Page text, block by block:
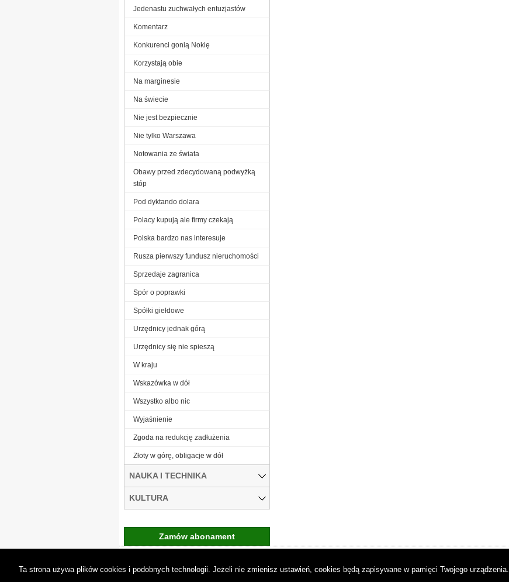
Jedenastu zuchwałych entuzjastów
Komentarz
Konkurenci gonią Nokię
Korzystają obie
Na marginesie
Na świecie
Nie jest bezpiecznie
Nie tylko Warszawa
Notowania ze świata
Obawy przed zdecydowaną podwyżką
stóp
Pod dyktando dolara
Polacy kupują ale firmy czekają
Polska bardzo nas interesuje
Rusza pierwszy fundusz nieruchomości
Sprzedaje zagranica
Spór o poprawki
Spółki giełdowe
Urzędnicy jednak górą
Urzędnicy się nie spieszą
W kraju
Wskazówka w dół
Wszystko albo nic
Wyjaśnienie
Zgoda na redukcję zadłużenia
Złoty w górę, obligacje w dół
NAUKA I TECHNIKA
KULTURA
Zamów abonament
Ta strona używa plików cookies i podobnych technologii. Jeżeli nie zmienisz ustawień, cookies będą zapisywane w pamięci Twojego urządzenia.